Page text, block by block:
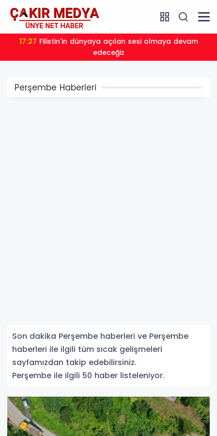
17:22 Bursa Osmangazi’nin nabzını Küplüpınar'da tuttu
Perşembe Haberleri
Son dakika Perşembe haberleri ve Perşembe
haberleri ile ilgili tüm sıcak gelişmeleri
sayfamızdan takip edebilirsiniz.
Perşembe ile ilgili 50 haber listeleniyor.